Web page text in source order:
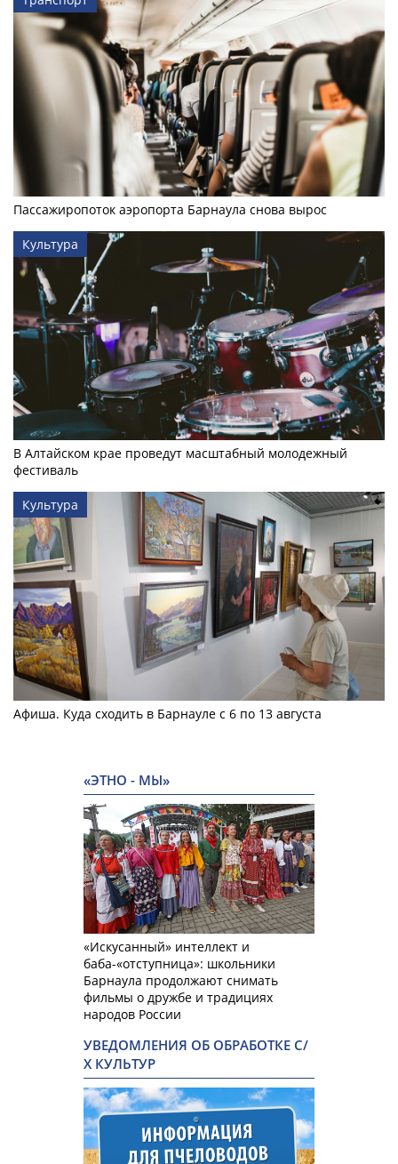
Пассажиропоток аэропорта Барнаула снова вырос
Культура
В Алтайском крае проведут масштабный молодежный
фестиваль
Культура
Афиша. Куда сходить в Барнауле с 6 по 13 августа
«ЭТНО - МЫ»
«Искусанный» интеллект и
баба-«отступница»: школьники
Барнаула продолжают снимать
фильмы о дружбе и традициях
народов России
УВЕДОМЛЕНИЯ ОБ ОБРАБОТКЕ С/
Х КУЛЬТУР